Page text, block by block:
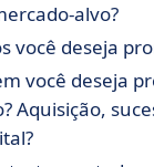
alvo?
você deseja
você deseja
Aquisição,